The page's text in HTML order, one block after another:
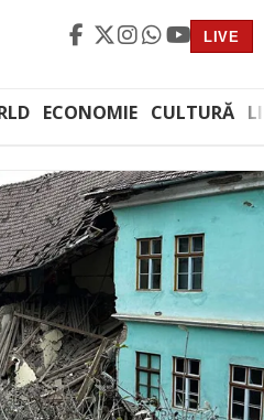
LIVE
ECONOMIE CULTURĂ